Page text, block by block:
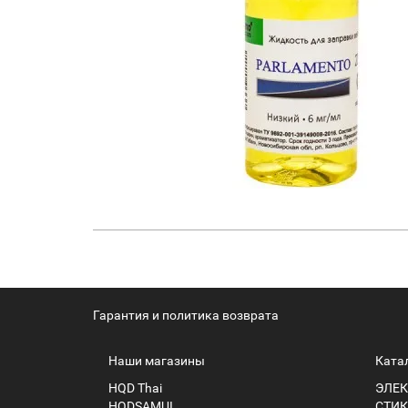
Гарантия и политика возврата
Наши магазины
HQD Thai